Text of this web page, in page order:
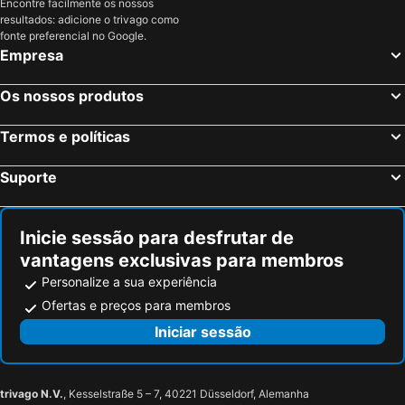
Encontre facilmente os nossos
resultados: adicione o trivago como
fonte preferencial no Google.
Empresa
Os nossos produtos
Termos e políticas
Suporte
Inicie sessão para desfrutar de
vantagens exclusivas para membros
Personalize a sua experiência
Ofertas e preços para membros
Iniciar sessão
trivago N.V., Kesselstraße 5 – 7, 40221 Düsseldorf, Alemanha